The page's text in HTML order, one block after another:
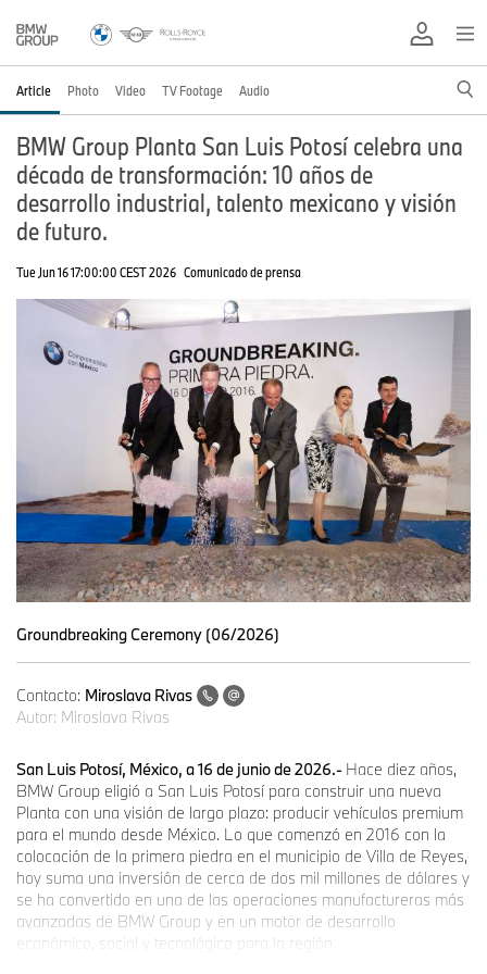
Article Photo Video TV Footage Audio
BMW Group Planta San Luis Potosí celebra una
década de transformación: 10 años de
desarrollo industrial, talento mexicano y visión
de futuro.
Tue Jun 16 17:00:00 CEST 2026 Comunicado de prensa
Groundbreaking Ceremony (06/2026)
Contacto: Miroslava Rivas
Autor: Miroslava Rivas
San Luis Potosí, México, a16 de junio de 2026.- Hace diez años,
BMW Group eligió a San Luis Potosí para construir una nueva
Planta con una visión de largo plazo: producir vehículos premium
para el mundo desde México. Lo que comenzó en 2016 con la
colocación de la primera piedra en el municipio de Villa de Reyes,
hoy suma una inversión de cerca de dos mil millones de dólares y
se ha convertido en una de las operaciones manufactureras más
avanzadas de BMW Group y en un motor de desarrollo
económico, social y tecnológico para la región.